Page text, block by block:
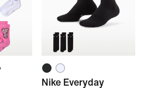
Nike Everyday